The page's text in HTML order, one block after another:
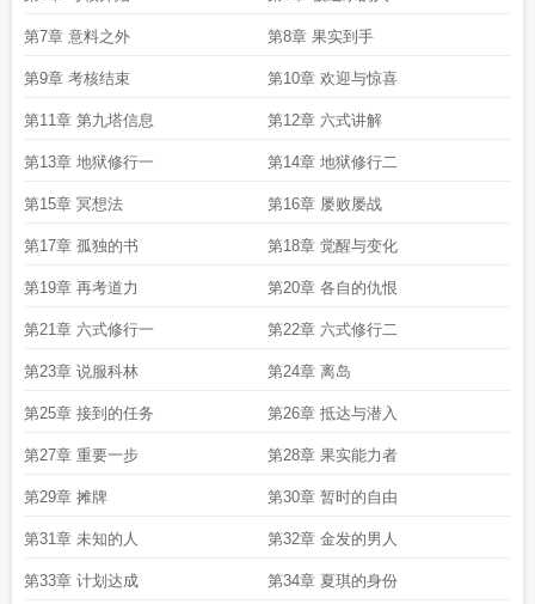
第7章 意料之外 第8章 果实到手
第9章 考核结束 第10章 欢迎与惊喜
第11章 第九塔信息 第12章 六式讲解
第13章 地狱修行一 第14章 地狱修行二
第15章 冥想法 第16章 屡败屡战
第17章 孤独的书 第18章 觉醒与变化
第19章 再考道力 第20章 各自的仇恨
第21章 六式修行一 第22章 六式修行二
第23章 说服科林 第24章 离岛
第25章 接到的任务 第26章 抵达与潜入
第27章 重要一步 第28章 果实能力者
第29章 摊牌 第30章 暂时的自由
第31章 未知的人 第32章 金发的男人
第33章 计划达成 第34章 夏琪的身份